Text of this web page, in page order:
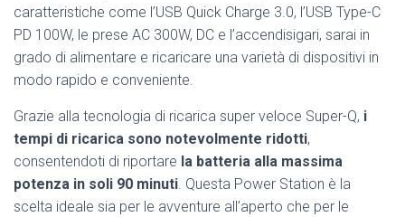
caratteristiche come l’USB Quick Charge 3.0, l’USB Type-C
PD 100W, le prese AC 300W, DC e l’accendisigari, sarai in
grado di alimentare e ricaricare una varietà di dispositivi in
modo rapido e conveniente.
Grazie alla tecnologia di ricarica super veloce Super-Q, i
tempi di ricarica sono notevolmente ridotti,
consentendoti di riportare la batteria alla massima
potenza in soli 90 minuti. Questa Power Station è la
scelta ideale sia per le avventure all’aperto che per le